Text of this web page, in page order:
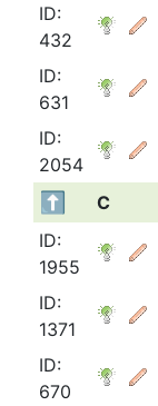
ID:
432
ID:
631
ID:
2054
C
ID:
1955
ID:
1371
ID:
670